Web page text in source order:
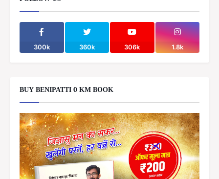
300k 360k 306k 1.8k
BUY BENIPATTI 0 KM BOOK